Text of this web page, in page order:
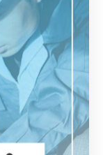
欠かせない